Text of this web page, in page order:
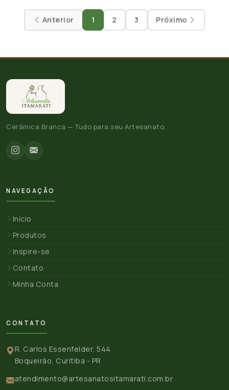
Anterior 1 2 3 Próximo
Cerâmica Branca — Tudo para seu Artesanato.
NAVEGAÇÃO
Início
Produtos
Inspire-se
Contato
Minha Conta
CONTATO
R. Carlos Essenfelder, 544
Boqueirão, Curitiba - PR
atendimento@artesanatositamarati.com.br